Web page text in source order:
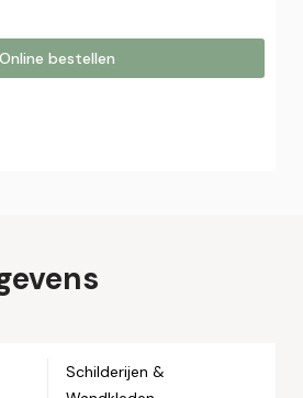
Online bestellen
Schilderijen &